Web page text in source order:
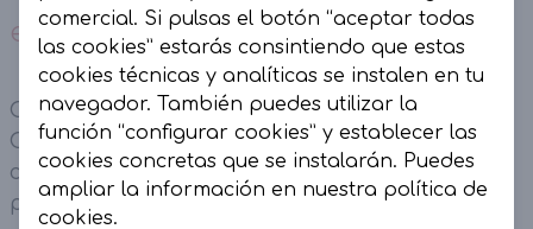
encaje blanco
Conjunto chaqueta y pantalón encaje blanco.
Chaqueta corte recto y over con botonadura
central. Pantalones engomado en cintura de
pata ancha y bolsillos laterales.
comercial. Si pulsas el botón “aceptar todas
las cookies” estarás consintiendo que estas
cookies técnicas y analíticas se instalen en tu
navegador. También puedes utilizar la
función “configurar cookies” y establecer las
cookies concretas que se instalarán. Puedes
ampliar la información en nuestra política de
cookies.